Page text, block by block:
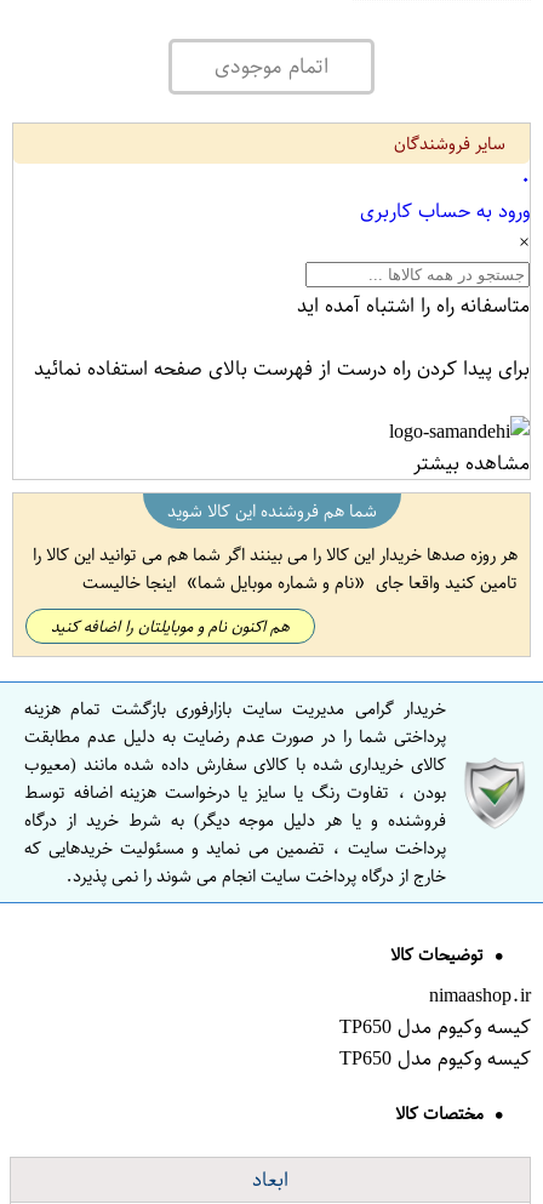
اتمام موجودی
سایر فروشندگان
۰
ورود به حساب کاربری
×
متاسفانه راه را اشتباه آمده اید
برای پیدا کردن راه درست از فهرست بالای صفحه استفاده نمائید
مشاهده بیشتر
شما هم فروشنده این کالا شوید
هر روزه صدها خریدار این کالا را می بینند اگر شما هم می توانید این کالا را
تامین کنید واقعا جای
نام و شماره موبایل شما اینجا خالیست
هم اکنون نام و موبایلتان را اضافه کنید
خریدار گرامی مدیریت سایت بازارفوری بازگشت تمام هزینه
پرداختی شما را در صورت عدم رضایت به دلیل عدم مطابقت
کالای خریداری شده با کالای سفارش داده شده مانند (معیوب
بودن ، تفاوت رنگ یا سایز یا درخواست هزینه اضافه توسط
فروشنده و یا هر دلیل موجه دیگر) به شرط خرید از درگاه
پرداخت سایت ، تضمین می نماید و مسئولیت خریدهایی که
خارج از درگاه پرداخت سایت انجام می شوند را نمی پذیرد.
توضیحات کالا
nimaashop.ir
کیسه وکیوم مدل TP650
کیسه وکیوم مدل TP650
مختصات کالا
ابعاد